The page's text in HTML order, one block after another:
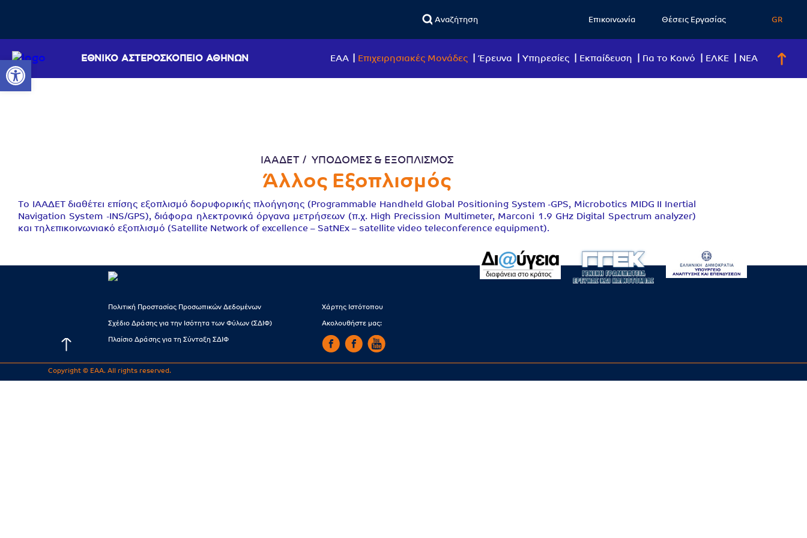
Ανοίξτε τη γραμμή εργαλείωνΕΘΝΙΚΟ ΑΣΤΕΡΟΣΚΟΠΕΙΟ ΑΘΗΝΩΝ
GR
ΕΑΑ Επιχειρησιακές Μονάδες Έρευνα Υπηρεσίες Eκπαίδευση Για το Κοινό ΕΛΚΕ ΝΕΑ
Επικοινωνία Θέσεις Εργασίας
ΙΑΑΔΕΤ ΥΠΟΔΟΜΕΣ & ΕΞΟΠΛΙΣΜΟΣ
Άλλος Εξοπλισμός
Tο ΙΑΑΔΕΤ διαθέτει επίσης εξοπλισμό δορυφορικής πλοήγησης (Programmable Handheld Global Positioning System -GPS, Microbotics MIDG II Inertial
Navigation System -INS/GPS), διάφορα ηλεκτρονικά όργανα μετρήσεων (π.χ. High Precission Multimeter, Marconi 1.9 GHz Digital Spectrum analyzer)
και τηλεπικοινωνιακό εξοπλισμό (Satellite Network of excellence – SatNEx – satellite video teleconference equipment).
Πολιτική Προστασίας Προσωπικών Δεδομένων
Σχέδιο Δράσης για την Ισότητα των Φύλων (ΣΔΙΦ)
Πλαίσιο Δράσης για τη Σύνταξη ΣΔΙΦ
Χάρτης Ιστότοπου
Ακολουθήστε μας:
Copyright © EAA. All rights reserved.